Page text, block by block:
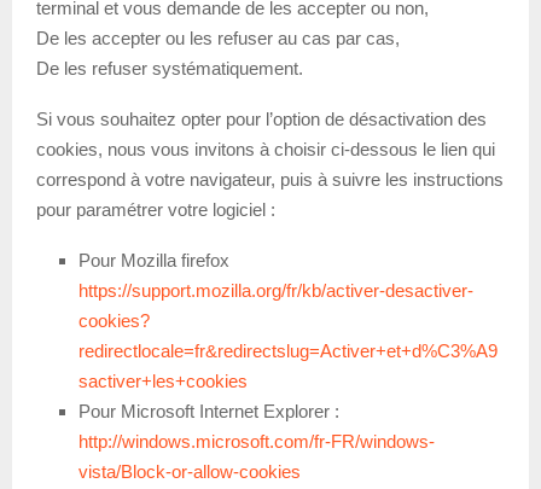
terminal et vous demande de les accepter ou non,
De les accepter ou les refuser au cas par cas,
De les refuser systématiquement.
Si vous souhaitez opter pour l’option de désactivation des
cookies, nous vous invitons à choisir ci-dessous le lien qui
correspond à votre navigateur, puis à suivre les instructions
pour paramétrer votre logiciel :
Pour Mozilla firefox
https://support.mozilla.org/fr/kb/activer-desactiver-
cookies?
redirectlocale=fr&redirectslug=Activer+et+d%C3%A9
sactiver+les+cookies
Pour Microsoft Internet Explorer :
http://windows.microsoft.com/fr-FR/windows-
vista/Block-or-allow-cookies